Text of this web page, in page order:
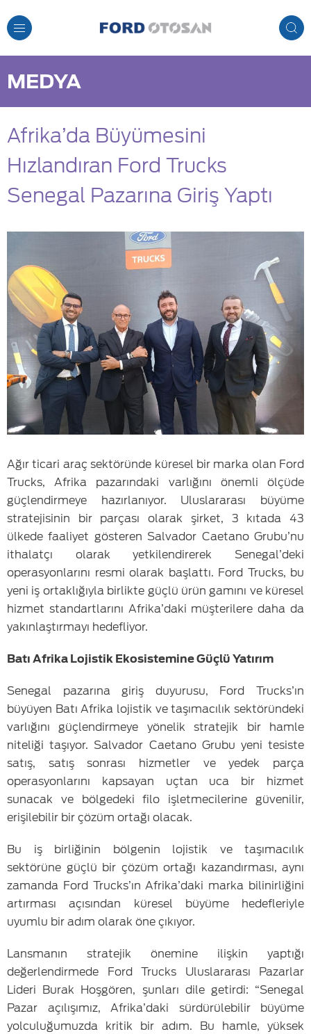
Toggle
Navigation
MEDYA
Afrika’da Büyümesini
Hızlandıran Ford Trucks
Senegal Pazarına Giriş Yaptı
Ağır ticari araç sektöründe küresel bir marka olan Ford
Trucks, Afrika pazarındaki varlığını önemli ölçüde
güçlendirmeye hazırlanıyor. Uluslararası büyüme
stratejisinin bir parçası olarak şirket, 3 kıtada 43
ülkede faaliyet gösteren Salvador Caetano Grubu’nu
ithalatçı olarak yetkilendirerek Senegal’deki
operasyonlarını resmi olarak başlattı. Ford Trucks, bu
yeni iş ortaklığıyla birlikte güçlü ürün gamını ve küresel
hizmet standartlarını Afrika’daki müşterilere daha da
yakınlaştırmayı hedefliyor.
Batı Afrika Lojistik Ekosistemine Güçlü Yatırım
Senegal pazarına giriş duyurusu, Ford Trucks’ın
büyüyen Batı Afrika lojistik ve taşımacılık sektöründeki
varlığını güçlendirmeye yönelik stratejik bir hamle
niteliği taşıyor. Salvador Caetano Grubu yeni tesiste
satış, satış sonrası hizmetler ve yedek parça
operasyonlarını kapsayan uçtan uca bir hizmet
sunacak ve bölgedeki filo işletmecilerine güvenilir,
erişilebilir bir çözüm ortağı olacak.
Bu iş birliğinin bölgenin lojistik ve taşımacılık
sektörüne güçlü bir çözüm ortağı kazandırması, aynı
zamanda Ford Trucks’ın Afrika’daki marka bilinirliğini
artırması açısından küresel büyüme hedefleriyle
uyumlu bir adım olarak öne çıkıyor.
Lansmanın stratejik önemine ilişkin yaptığı
değerlendirmede Ford Trucks Uluslararası Pazarlar
Lideri Burak Hoşgören, şunları dile getirdi: “Senegal
Pazar açılışımız, Afrika’daki sürdürülebilir büyüme
yolculuğumuzda kritik bir adım. Bu hamle, yüksek